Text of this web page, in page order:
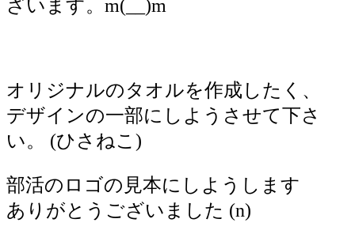
ざいます。m(__)m
オリジナルのタオルを作成したく、
デザインの一部にしようさせて下さ
い。 (ひさねこ)
部活のロゴの見本にしようします
ありがとうございました (n)